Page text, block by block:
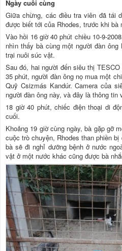
Ngày cuối cùng
Giữa chừng, các điều tra viên đã tái
được biết tới của Rhodes, trước khi bà
Vào hồi 16 giờ 40 phút chiều 10-9-
nhìn thấy bà cùng một người đàn
trại nuôi súc vật.
Sau đó, hai người đến siêu thị
35 phút, người đàn ông nọ mua một
Quỹ Csizmás Kandúr. Camera của
người đàn ông này, và đây là thông
18 giờ 40 phút, chiếc điện thoại di
cuối.
Khoảng 19 giờ cùng ngày, bà gặp gỡ
cuộc trò chuyện, Rhodes than phiền
bà sẽ đi nghỉ dưỡng bệnh ở nước
vật ở một nước khác cũng được bà